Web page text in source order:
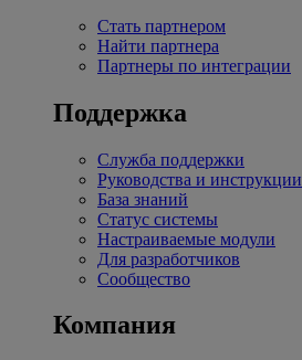
Стать партнером
Найти партнера
Партнеры по интеграции
Поддержка
Служба поддержки
Руководства и инструкции
База знаний
Статус системы
Настраиваемые модули
Для разработчиков
Сообщество
Компания